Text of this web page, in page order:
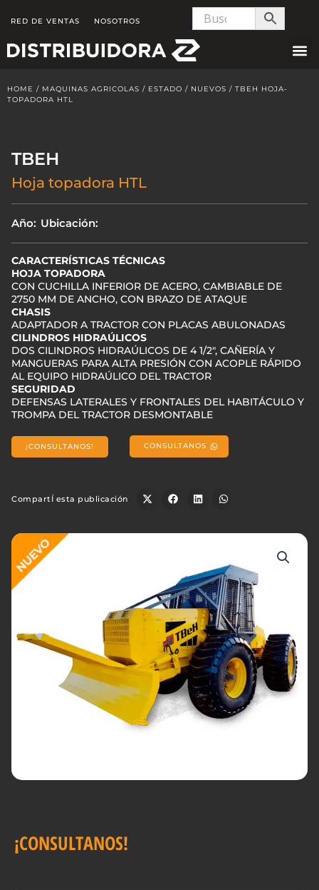
content
RED DE VENTAS NOSOTROS
HOME / MAQUINAS AGRICOLAS / ESTADO / NUEVOS / TBEH HOJA-
TOPADORA HTL
TBEH
Hoja topadora HTL
Año: Ubicación:
CARACTERÍSTICAS TÉCNICAS
HOJA TOPADORA
CON CUCHILLA INFERIOR DE ACERO, CAMBIABLE DE
2750 MM DE ANCHO, CON BRAZO DE ATAQUE
CHASIS
ADAPTADOR A TRACTOR CON PLACAS ABULONADAS
CILINDROS HIDRAÚLICOS
DOS CILINDROS HIDRAÚLICOS DE 4 1/2″, CAÑERÍA Y
MANGUERAS PARA ALTA PRESIÓN CON ACOPLE RÁPIDO
AL EQUIPO HIDRAÚLICO DEL TRACTOR
SEGURIDAD
DEFENSAS LATERALES Y FRONTALES DEL HABITÁCULO Y
TROMPA DEL TRACTOR DESMONTABLE
¡CONSULTANOS! CONSULTANOS
CompartÍ esta publicación
¡CONSULTANOS!